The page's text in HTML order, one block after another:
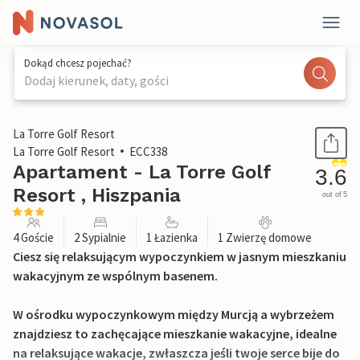
Dokąd chcesz pojechać?
Dodaj kierunek, daty, gości
1 / 26
La Torre Golf Resort
La Torre Golf Resort
ECC338
Apartament - La Torre Golf
Resort , Hiszpania
3.6
out of 5
4 Goście 2 Sypialnie 1 Łazienka 1 Zwierzę domowe
Ciesz się relaksującym wypoczynkiem w jasnym mieszkaniu
wakacyjnym ze wspólnym basenem.
W ośrodku wypoczynkowym między Murcją a wybrzeżem
znajdziesz to zachęcające mieszkanie wakacyjne, idealne
na relaksujące wakacje, zwłaszcza jeśli twoje serce bije do